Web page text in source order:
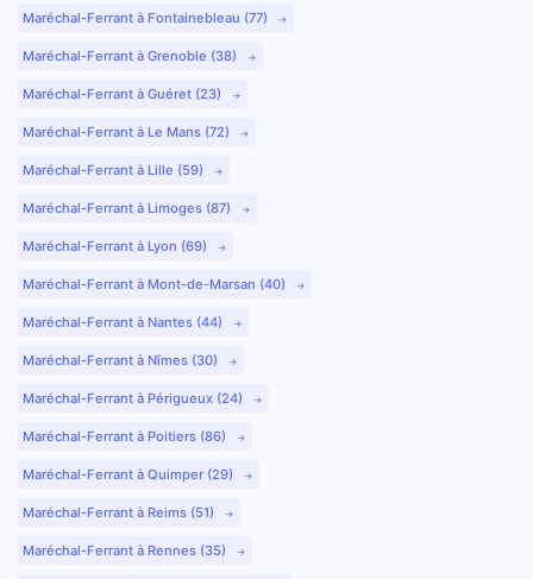
Maréchal-Ferrant à Fontainebleau (77)
Maréchal-Ferrant à Grenoble (38)
Maréchal-Ferrant à Guéret (23)
Maréchal-Ferrant à Le Mans (72)
Maréchal-Ferrant à Lille (59)
Maréchal-Ferrant à Limoges (87)
Maréchal-Ferrant à Lyon (69)
Maréchal-Ferrant à Mont-de-Marsan (40)
Maréchal-Ferrant à Nantes (44)
Maréchal-Ferrant à Nîmes (30)
Maréchal-Ferrant à Périgueux (24)
Maréchal-Ferrant à Poitiers (86)
Maréchal-Ferrant à Quimper (29)
Maréchal-Ferrant à Reims (51)
Maréchal-Ferrant à Rennes (35)